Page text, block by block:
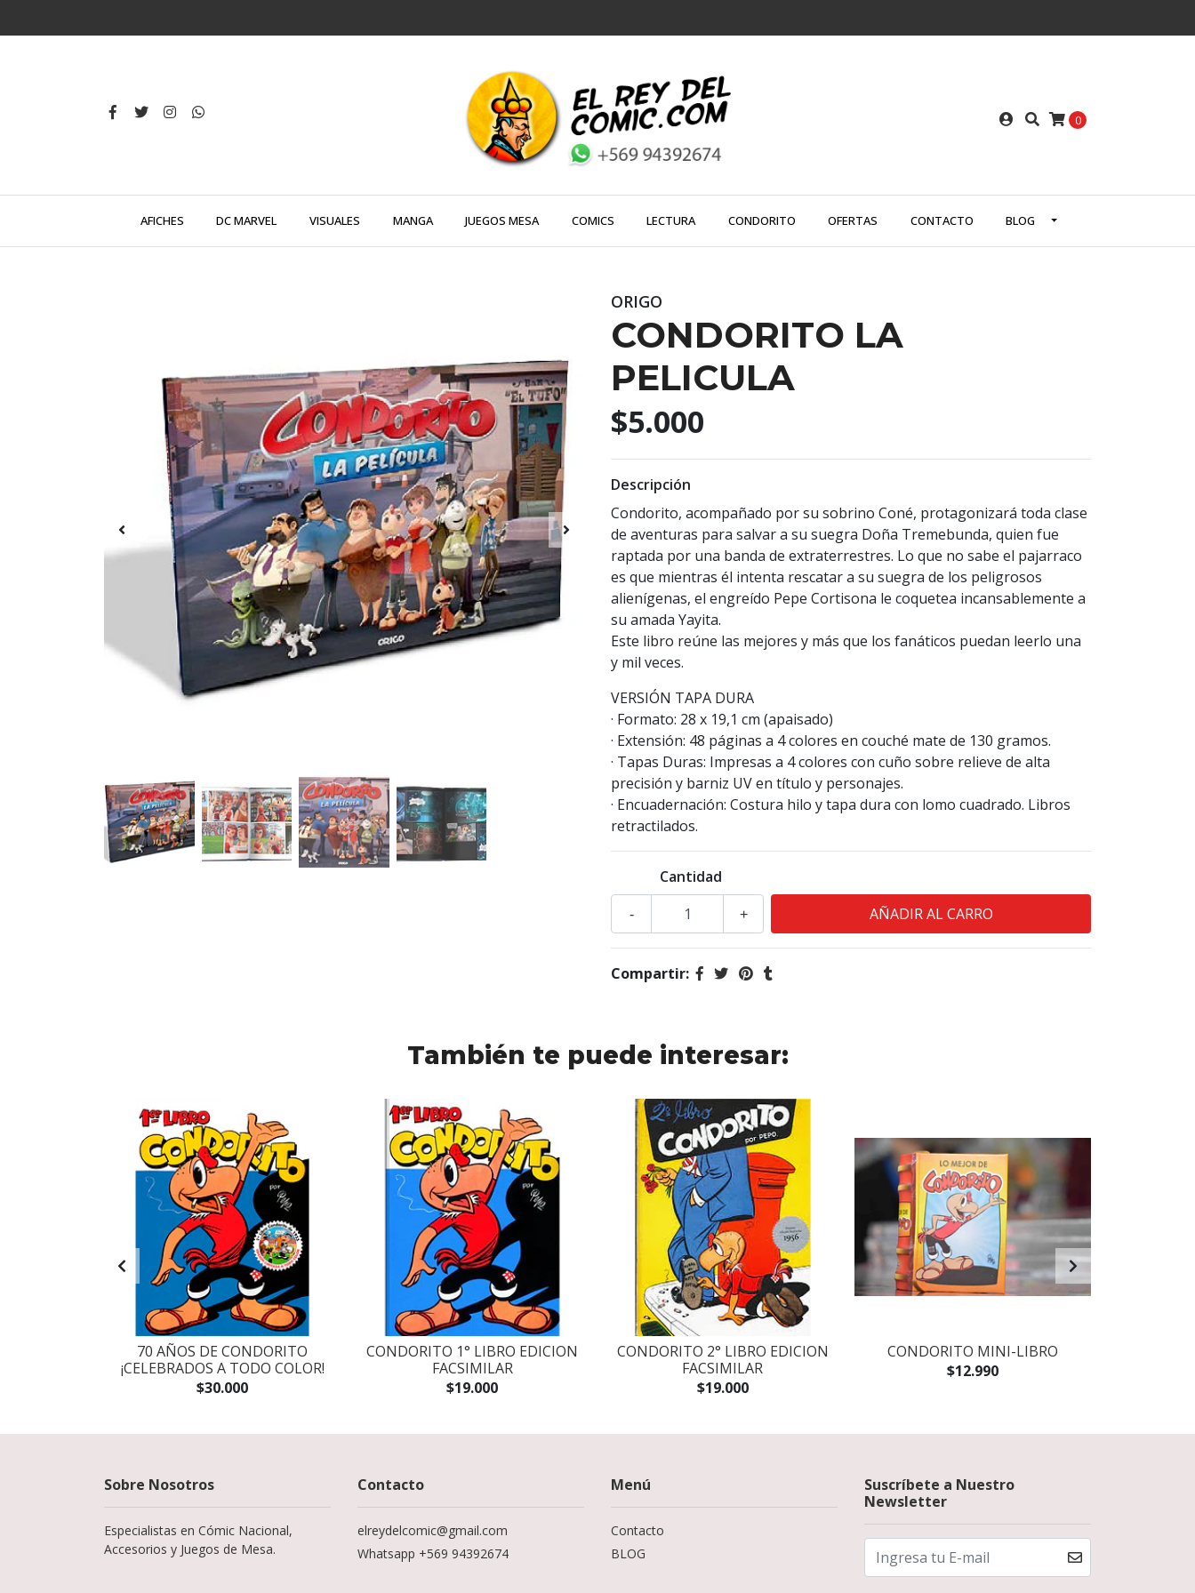
0
AFICHES DC MARVEL VISUALES MANGA JUEGOS MESA COMICS LECTURA CONDORITO OFERTAS CONTACTO BLOG
ORIGO
CONDORITO LA
PELICULA
$5.000
Descripción
Condorito, acompañado por su sobrino Coné, protagonizará toda clase
de aventuras para salvar a su suegra Doña Tremebunda, quien fue
raptada por una banda de extraterrestres. Lo que no sabe el pajarraco
es que mientras él intenta rescatar a su suegra de los peligrosos
alienígenas, el engreído Pepe Cortisona le coquetea incansablemente a
su amada Yayita.
Este libro reúne las mejores y más que los fanáticos puedan leerlo una
y mil veces.
VERSIÓN TAPA DURA
· Formato: 28 x 19,1 cm (apaisado)
· Extensión: 48 páginas a 4 colores en couché mate de 130 gramos.
· Tapas Duras: Impresas a 4 colores con cuño sobre relieve de alta
precisión y barniz UV en título y personajes.
· Encuadernación: Costura hilo y tapa dura con lomo cuadrado. Libros
retractilados.
Cantidad
+
-
Compartir:
También te puede interesar:
70 AÑOS DE CONDORITO
¡CELEBRADOS A TODO COLOR!
$30.000
CONDORITO 1° LIBRO EDICION
FACSIMILAR
$19.000
CONDORITO 2° LIBRO EDICION
FACSIMILAR
$19.000
CONDORITO MINI-LIBRO
$12.990
Sobre Nosotros
Especialistas en Cómic Nacional,
Accesorios y Juegos de Mesa.
Contacto
elreydelcomic@gmail.com
Whatsapp +569 94392674
Menú
Contacto
BLOG
Suscríbete a Nuestro
Newsletter